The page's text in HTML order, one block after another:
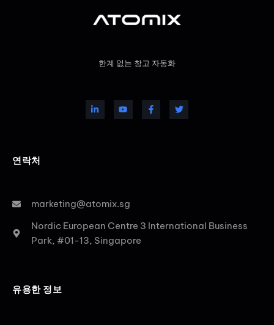
한계 없는 창고 자동화
연락처
marketing@atomix.sg
Nordic European Centre 3 International Business
Park, #01-13, Singapore
유용한 정보